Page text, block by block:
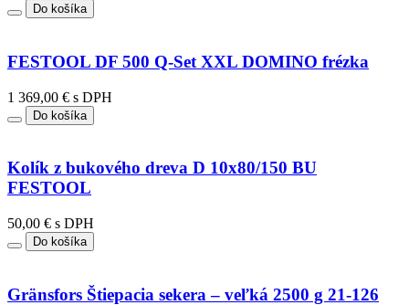
Do košíka
FESTOOL DF 500 Q-Set XXL DOMINO frézka
1 369,00 € s DPH
Do košíka
Kolík z bukového dreva D 10x80/150 BU
FESTOOL
50,00 € s DPH
Do košíka
Gränsfors Štiepacia sekera – veľká 2500 g 21-126